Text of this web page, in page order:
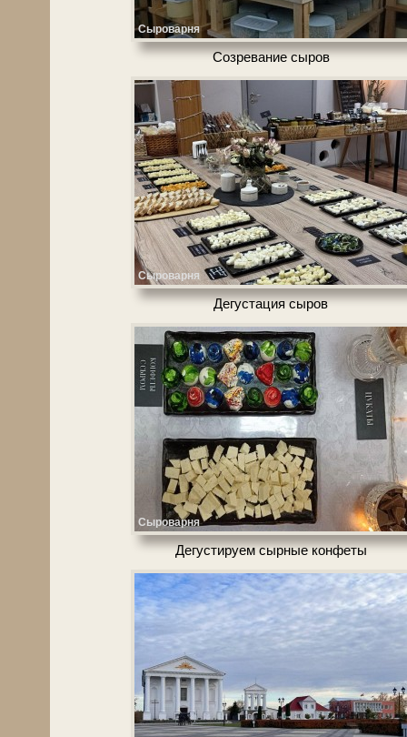
Сыроварня
Созревание сы­ров
Сыроварня
Де­гу­ста­ция сы­ров
Сыроварня
Дегустируем сырные конфеты